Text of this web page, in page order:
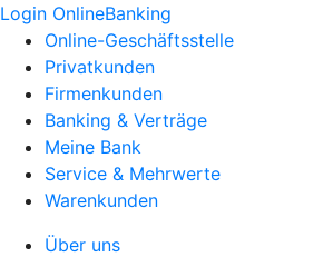
Login OnlineBanking
Online-Geschäftsstelle
Privatkunden
Firmenkunden
Banking & Verträge
Meine Bank
Service & Mehrwerte
Warenkunden
Über uns